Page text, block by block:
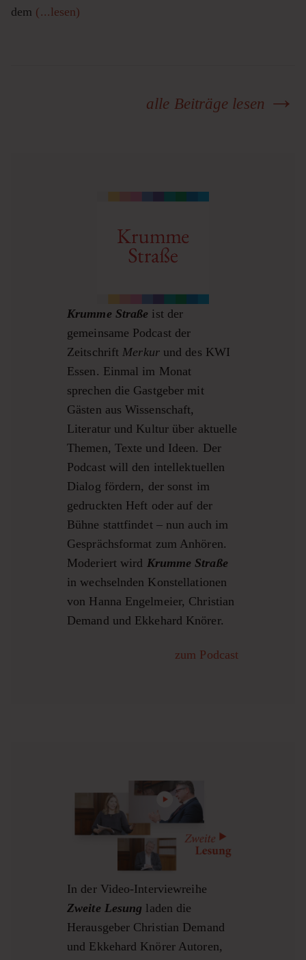
dem (...lesen)
alle Beiträge lesen
Krumme Straße ist der
gemeinsame Podcast der
Zeitschrift Merkurund des KWI
Essen. Einmal im Monat
sprechen die Gastgeber mit
Gästen aus Wissenschaft,
Literatur und Kultur über aktuelle
Themen, Texte und Ideen. Der
Podcast will den intellektuellen
Dialog fördern, der sonst im
gedruckten Heft oder auf der
Bühne stattfindet – nun auch im
Gesprächsformat zum Anhören.
Moderiert wird Krumme Straße
in wechselnden Konstellationen
von Hanna Engelmeier, Christian
Demand und Ekkehard Knörer.
zum Podcast
In der Video-Interviewreihe
Zweite Lesung laden die
Herausgeber Christian Demand
und Ekkehard Knörer Autoren,